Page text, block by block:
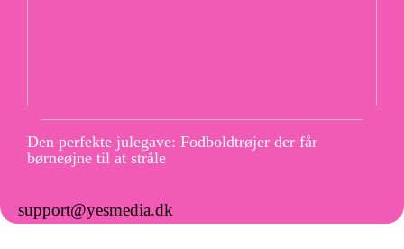
Den perfekte julegave: Fodboldtrøjer der får
børneøjne til at stråle
support@yesmedia.dk